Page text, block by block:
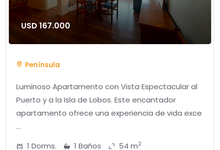
USD 167.000
Península
Luminoso Apartamento con Vista Espectacular al
Puerto y a la Isla de Lobos. Este encantador
apartamento ofrece una experiencia de vida exce
...
1 Dorms.
1 Baños 54 m2